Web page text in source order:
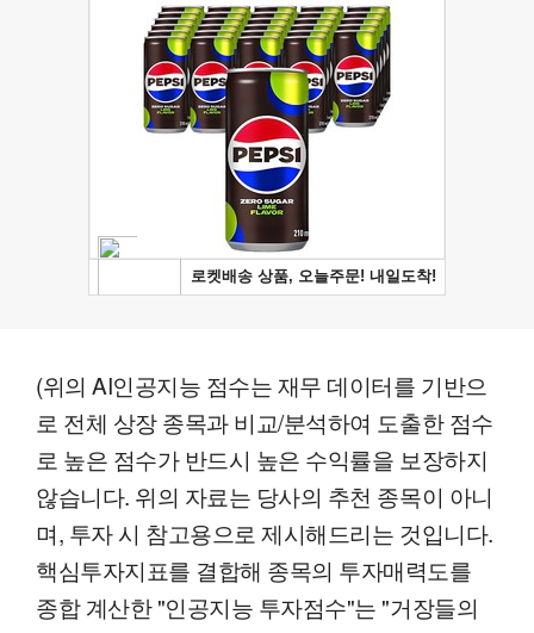
(위의 AI인공지능 점수는 재무 데이터를 기반으
로 전체 상장 종목과 비교/분석하여 도출한 점수
로 높은 점수가 반드시 높은 수익률을 보장하지
않습니다. 위의 자료는 당사의 추천 종목이 아니
며, 투자 시 참고용으로 제시해드리는 것입니다.
핵심투자지표를 결합해 종목의 투자매력도를
종합 계산한 "인공지능 투자점수"는 "거장들의